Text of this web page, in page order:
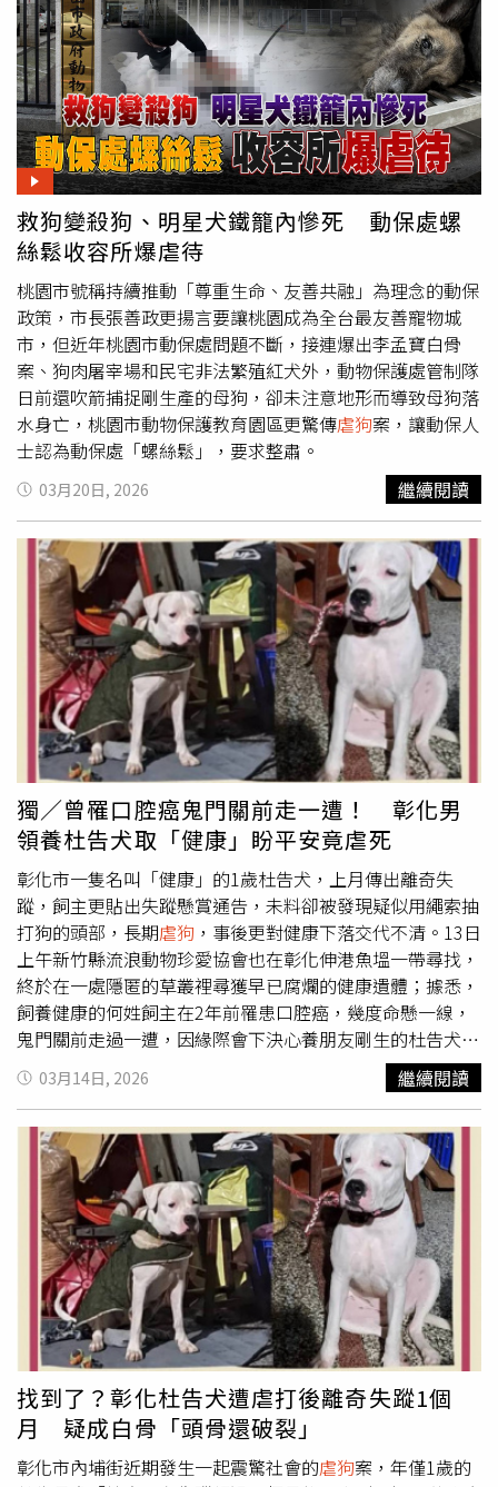
生。桃園市動保處2025年12月接獲通報，指大園區有浪犬
生產而陳情捕捉，管制隊員到現場發現大批遊蕩犬，鎖定被
通報的母狗後便開始展開搜捕，並為求效率而對母狗吹箭麻
醉。捕捉在動手前要觀察地形，避免動物在慌亂中發生意
外，但管制隊員不顧現場鄰近河邊而吹箭，見狗媽媽逃竄，
簡單搜捕未見其身影後，便帶著7隻幼犬離開現場，前後現
場停留時間僅約一小時，通知配合的動保團體前來絕育大批
遊蕩犬更隻字未提有母狗遭到麻醉。動保團體接獲通知後趕
抵，從當地工廠警衛口中得知動保處曾吹箭，在河堤邊仔細
搜尋後，最終在大排出水口發現狗媽媽載浮載沉的遺體，動
動物保護教育園區明星犬阿布，1月因工作人員疏失而在鐵
籠內痛苦4小時後死去，園區內更驚傳虐待情事。（圖／讀
者提供）桃園市動物保護教育園區（新屋收容所）也傳出
狗 ，義務動保員指控，「明星犬」阿布因個性活潑、長相可
愛而深得志工和醫生喜歡，還有民眾慕名前來互動，阿布卻
在1月死於鐵籠中。該名動保員透露，阿布死因為「急性胃
扭轉」，該症狀極為痛苦，死前會不斷掙扎、哀鳴，若及時
發現仍有救治機會，負責該區的工作人員竟然毫無察覺，任
由阿布在欄位中忍受約4小時的劇痛直至斷氣，最後竟是路
過的志工發現遺體。更離譜的是，當熱心獸醫詢問狀況時，
該名管理員竟惱羞成怒，對醫護人員咆哮辱罵「殺小」，並
試圖將責任推給志工，謊稱是志工遛狗出問題，直到被醫護
反駁當天根本無人遛阿布，其推諉塞責的嘴臉才被拆穿。該
名工作人員並非首次出包，志工指出，2025年8月，比特犬
「瓦斯桶」因熱衰竭死亡，當時負責的人員就是同一位，所
內更接連發生令人髮指的虐待行為，因受傷在行政大廳安置
的貴賓犬「大貴」，竟被該管理員當眾狠踢，另一隻名為
「白菜」的狗也難逃毒腳。對於所內飼養的比特犬，該管理
員更習慣以高壓水管噴射威嚇，行徑極其粗暴。桃園市長張
善政揚言要讓桃園成為全台最友善寵物城市，動保處卻在處
長王得吉（右）的帶領下問題不斷，更遭批評螺絲已鬆。
（圖／翻攝桃園市政府官網）志工憤怒質疑：「阿布事件當
天，負責的獸醫師為何沒巡房？為什麼監視器又是壞的？」
收容所從管理到硬體設施「螺絲全鬆」，卻從不見內部進行
懲處，導致這群守護者淪為踐踏動物尊嚴的加害者。「收容
所裡到底要死多少動物你們才會覺醒？」義務動保員痛批，
收容所上下螺絲全鬆，按照收容所的態度，「狗給你們死了
叫正常，活著叫運氣」，要求失職人員離開園區，虐狗者則
得接受法律制裁。知情人士表示，桃園市動保處沉痾已久，
農業局將其視為重點輔導單位而多次關心，但改善往往流於
表面，雷聲大雨點小後變故態復萌，導致桃園動物在錯誤政
策下持續受苦，呼籲張善政正視動保處問題，別讓類似悲劇
不斷發生。桃園市動保處長王得吉表示，犬隻落水案的管制
隊員平時做事積極，與民眾溝通良好，當時可能是求好心
切，吹箭後見狗兒逃跑還找了三十多分鐘，無所獲才離開現
場，動保處有針對兩位隊員記過處分並再次宣導，隊員也同
樣受到打擊，後續會針對吹箭時機會再教育訓練。至於新屋
收容所遭控虐待，王得吉回應，胃扭轉在大型犬身上容易發
生，有時很急性，而在阿布離世後，當周就開了工作人員的
教育宣導，並落實獸醫的責任分區，規定獸醫每天都要去巡
邏棟舍，有狀況就寫在紀錄表中，此紀錄則每天要呈給他減
少突發狀況，遭指控的同仁被投訴後也做了約談，該同仁在
第一時間調整職務，目前則已經離職。王德吉也坦言，過去
從送交幼犬給李孟寶照顧送養，當時因李孟寶很有名，許多
單位都與他合作，同仁提議與李適當配合，他則建議要去看
救狗變殺狗、明星犬鐵籠內慘死 動保處螺
絲鬆收容所爆虐待
桃園市號稱持續推動「尊重生命、友善共融」為理念的動保
政策，市長張善政更揚言要讓桃園成為全台最友善寵物城
市，但近年桃園市動保處問題不斷，接連爆出李孟寶白骨
案、狗肉屠宰場和民宅非法繁殖紅犬外，動物保護處管制隊
日前還吹箭捕捉剛生產的母狗，卻未注意地形而導致母狗落
水身亡，桃園市動物保護教育園區更驚傳虐狗案，讓動保人
士認為動保處「螺絲鬆」，要求整肅。
03月20日, 2026 繼續閱讀
獨／曾罹口腔癌鬼門關前走一遭！ 彰化男
領養杜告犬取「健康」盼平安竟虐死
彰化市一隻名叫「健康」的1歲杜告犬，上月傳出離奇失
蹤，飼主更貼出失蹤懸賞通告，未料卻被發現疑似用繩索抽
打狗的頭部，長期虐狗 ，事後更對健康下落交代不清。13日
上午新竹縣流浪動物珍愛協會也在彰化伸港魚塭一帶尋找，
終於在一處隱匿的草叢裡尋獲早已腐爛的健康遺體；據悉，
飼養健康的何姓飼主在2年前罹患口腔癌，幾度命懸一線，
鬼門關前走過一遭，因緣際會下決心養朋友剛生的杜告犬，
並將其取名為「健康」，希望狗和自己都能健健康康，未料
健康卻遭飼主本人虐死。據了解，鄰里間指出49歲的何姓男
子疑似有暴力傾向，其妻小因此拒絕與他同住，何姓男子過
去曾因頭痛就醫，卻發現罹患口腔癌2期，並惡化成舌癌4
期，最後在醫生幫助下以小腿骨進行下巴重建手術，免於下
顎缺損。何男自認自己2年前就不敵病魔，卻能在鬼門關前
走過一遭，重獲新生，加上正好遇到朋友的杜告犬欲認養，
讓他決心領養杜告犬，並將狗狗取名「健康」，希望人狗都
能健健康康。孰料何男卻在領養健康後對健康展開長達1年
的虐打，直到日前疑似不慎將健康虐死棄屍。健康在彰化伸
港魚塭一處隱匿草叢被尋獲。（圖／翻攝畫面）回顧整起事
件，何姓飼主2月5日被檢舉其虐打健康，讓健康哀嚎不斷，
遭人檢舉，因此遭彰化動防所重罰3萬元，但其事後卻遲遲
不見健康的身影，何姓男子對健康下落交代不清，一下說送
人、一下說是跳車逃逸，甚至還貼出懸賞6萬和3萬元的通
知。但監視器卻清楚拍下，何姓男子半夜時曾拖著一袋沉重
03月14日, 2026 繼續閱讀
找到了？彰化杜告犬遭虐打後離奇失蹤1個
月 疑成白骨「頭骨還破裂」
彰化市內埔街近期發生一起震驚社會的虐狗案，年僅1歲的